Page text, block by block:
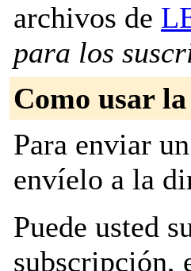
archivos de
para los
Como usar
Para enviar
envíelo a la
Puede usted
subscripción,